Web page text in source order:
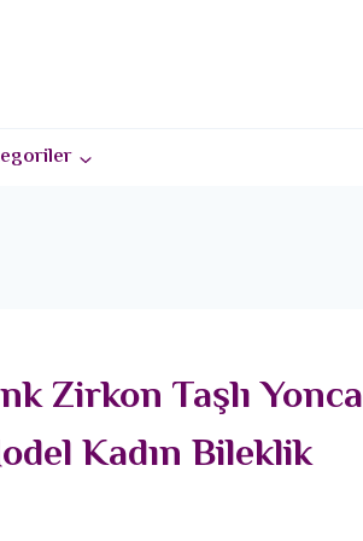
Zirkon Taşlı Yonca
Kadın Bileklik